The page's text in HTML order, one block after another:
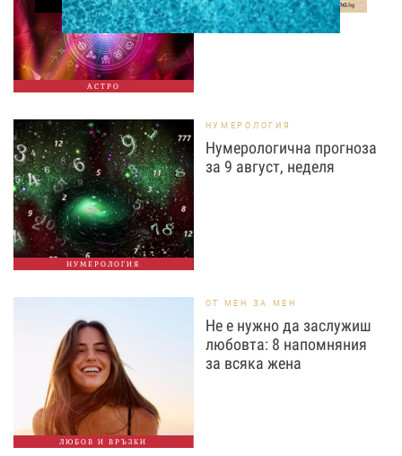
АСТРО
НУМЕРОЛОГИЯ
НУМЕРОЛОГИЯ
Нумерологична прогноза
за 9 август, неделя
ЛЮБОВ И ВРЪЗКИ
ОТ МЕН ЗА МЕН
Не е нужно да заслужиш
любовта: 8 напомняния
за всяка жена